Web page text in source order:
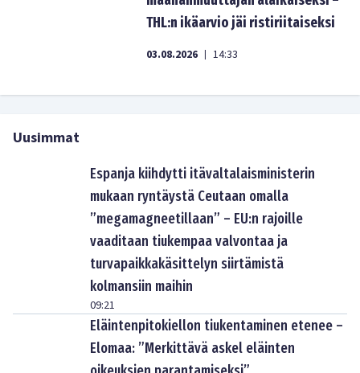
THL:n ikäarvio jäi ristiriitaiseksi
03.08.2026 | 14:33
Uusimmat
Espanja kiihdytti itävaltalaisministerin
mukaan ryntäystä Ceutaan omalla
”megamagneetillaan” – EU:n rajoille
vaaditaan tiukempaa valvontaa ja
turvapaikkakäsittelyn siirtämistä
kolmansiin maihin
09:21
Eläintenpitokiellon tiukentaminen etenee –
Elomaa: ”Merkittävä askel eläinten